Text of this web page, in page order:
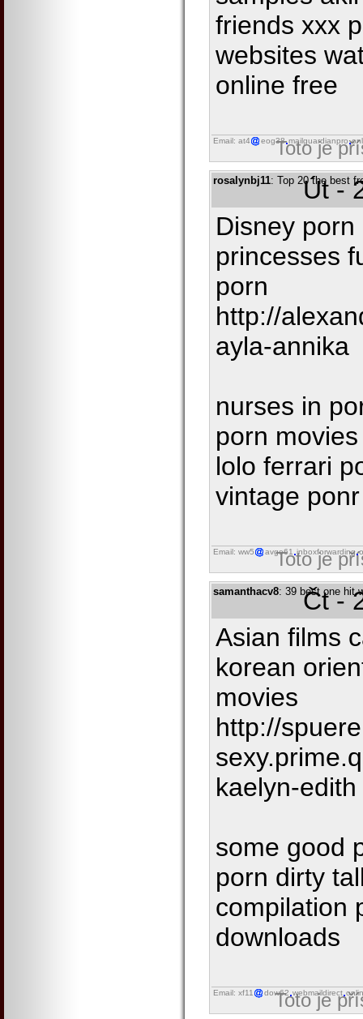
friends xxx
websites
online free
Email: at4 eog38 mailguardianpro
Toto je
rosalynbj11: Top 20 the best
Út -
Disney
princesses
porn
http://
ayla-annika
nurses in
porn
lolo ferrari
vintage
Email: ww5 avgo61 inboxforwarding
Toto je
samanthacv8: 39 best one hit
Čt -
Asian films
korean
movies
http://
kaelyn-edith
some good
porn dirty
compilation
downloads
Email: xf11 dow62 webmaildirect
Toto je